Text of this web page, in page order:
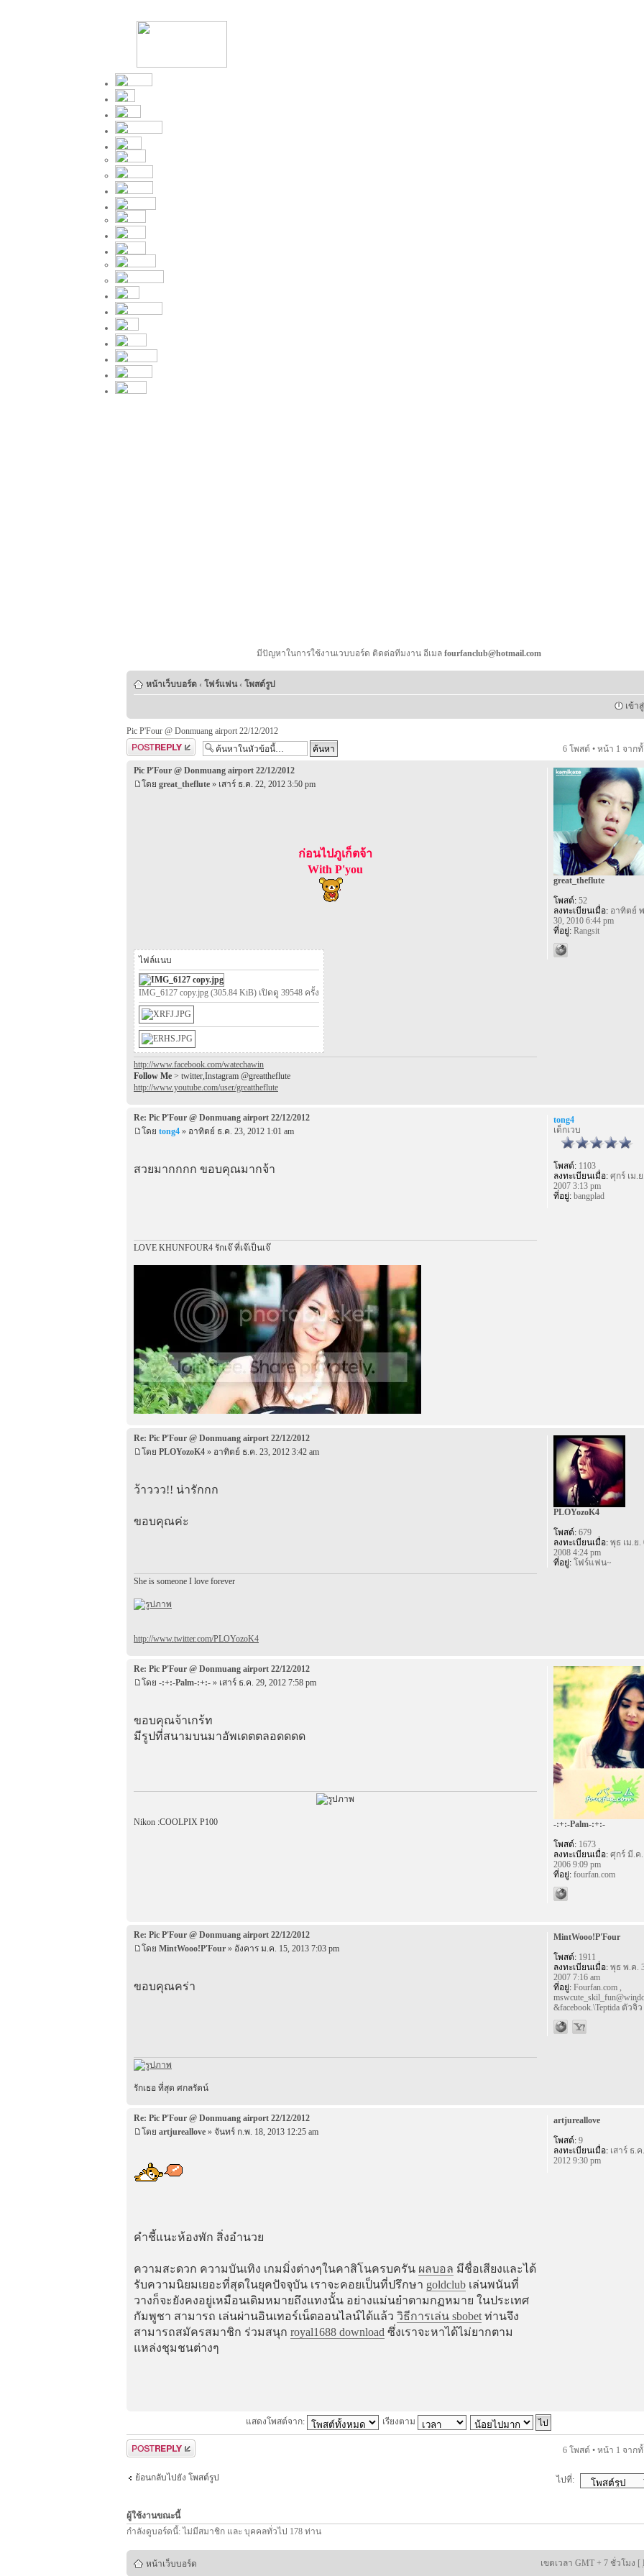
มีปัญหาในการใช้งานเวบบอร์ด ติดต่อทีมงาน อีเมล fourfanclub@hotmail.com
หน้าเว็บบอร์ด ‹ โฟร์แฟน ‹ โพสต์รูป
เข้า
Pic P'Four @ Donmuang airport 22/12/2012
ตอบกระทู้
6 โพสต์ • หน้า 1 จาก
Pic P'Four @ Donmuang airport 22/12/2012
โดย great_theflute » เสาร์ ธ.ค. 22, 2012 3:50 pm
ก่อนไปภูเก็ตจ้า
With P'you
ไฟล์แนบ
IMG_6127 copy.jpg (305.84 KiB) เปิดดู 39548 ครั้ง
http://www.facebook.com/watechawin
Follow Me > twitter,Instagram @greattheflute
http://www.youtube.com/user/greattheflute
great_theflute
โพสต์:52
ลงทะเบียนเมื่อ:อาทิตย์
30, 2010 6:44 pm
ที่อยู่:Rangsit
Re: Pic P'Four @ Donmuang airport 22/12/2012
โดย tong4 » อาทิตย์ ธ.ค. 23, 2012 1:01 am
สวยมากกกก ขอบคุณมากจ้า
LOVE KHUNFOUR4 รักเจ๊ ที่เจ๊เป็นเจ๊
tong4
เด็กเวบ
โพสต์:1103
ลงทะเบียนเมื่อ:ศุกร์ เม.ย
2007 3:13 pm
ที่อยู่:bangplad
Re: Pic P'Four @ Donmuang airport 22/12/2012
โดย PLOYozoK4 » อาทิตย์ ธ.ค. 23, 2012 3:42 am
ว้าววว!! น่ารักกก
ขอบคุณค่ะ
She is someone I love forever
http://www.twitter.com/PLOYozoK4
PLOYozoK4
โพสต์:679
ลงทะเบียนเมื่อ:พุธ เม.ย.
2008 4:24 pm
ที่อยู่:โฟร์แฟน~
Re: Pic P'Four @ Donmuang airport 22/12/2012
โดย -:+:-Palm-:+:- » เสาร์ ธ.ค. 29, 2012 7:58 pm
ขอบคุณจ้าเกร้ท
มีรูปที่สนามบนมาอัพเดตตลอดดดด
Nikon :COOLPIX P100
-:+:-Palm-:+:-
โพสต์:1673
ลงทะเบียนเมื่อ:ศุกร์ มี.ค.
2006 9:09 pm
ที่อยู่:fourfan.com
Re: Pic P'Four @ Donmuang airport 22/12/2012
โดย MintWooo!P'Four » อังคาร ม.ค. 15, 2013 7:03 pm
ขอบคุณคร่า
รักเธอ ที่สุด ศกลรัตน์
MintWooo!P'Four
โพสต์:1911
ลงทะเบียนเมื่อ:พุธ พ.ค.
2007 7:16 am
ที่อยู่:Fourfan.com ,
&facebook.\Teptida ตัวจิ๋ว
Re: Pic P'Four @ Donmuang airport 22/12/2012
โดย artjureallove » จันทร์ ก.พ. 18, 2013 12:25 am
คำชี้แนะห้องพัก สิ่งอำนวย
ความสะดวก ความบันเทิง เกมมิ่งต่างๆในคาสิโนครบครัน ผลบอล มีชื่อเสียงและได้
รับความนิยมเยอะที่สุดในยุคปัจจุบัน เราจะคอยเป็นที่ปรึกษา goldclub เล่นพนันที่
วางก็จะยังคงอยู่เหมือนเดิมหมายถึงแทงนั้น อย่างแม่นยำตามกฏหมาย ในประเทศ
กัมพูชา สามารถ เล่นผ่านอินเทอร์เน็ตออนไลน์ได้แล้ว วิธีการเล่น sbobet ท่านจึง
สามารถสมัครสมาชิก ร่วมสนุก royal1688 download ซึ่งเราจะหาได้ไม่ยากตาม
แหล่งชุมชนต่างๆ
artjureallove
โพสต์:9
ลงทะเบียนเมื่อ:เสาร์ ธ.ค
2012 9:30 pm
แสดงโพสต์จาก: เรียงตาม
ตอบกระทู้ 6 โพสต์ • หน้า 1 จาก
ย้อนกลับไปยัง โพสต์รูป ไปที่:
ผู้ใช้งานขณะนี้
กำลังดูบอร์ดนี้: ไม่มีสมาชิก และ บุคคลทั่วไป 178 ท่าน
หน้าเว็บบอร์ด เขตเวลา GMT + 7 ชั่วโมง [